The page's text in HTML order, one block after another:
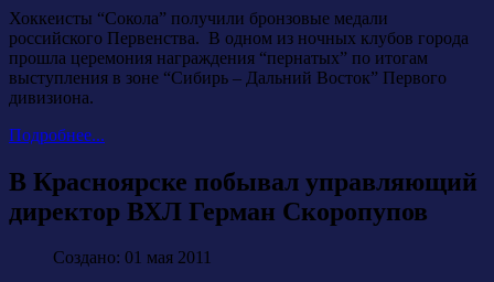
Хоккеисты “Сокола” получили бронзовые медали
российского Первенства. В одном из ночных клубов города
прошла церемония награждения “пернатых” по итогам
выступления в зоне “Сибирь – Дальний Восток” Первого
дивизиона.
Подробнее...
В Красноярске побывал управляющий
директор ВХЛ Герман Скоропупов
Создано: 01 мая 2011